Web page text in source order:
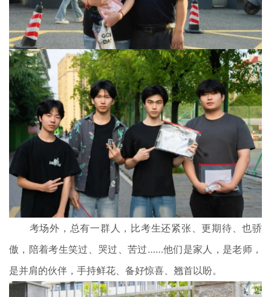
考场外，总有一群人，比考生还紧张、更期待、也骄
傲，陪着考生笑过、哭过、苦过……他们是家人，是老师，
是并肩的伙伴，手持鲜花、备好惊喜、翘首以盼。